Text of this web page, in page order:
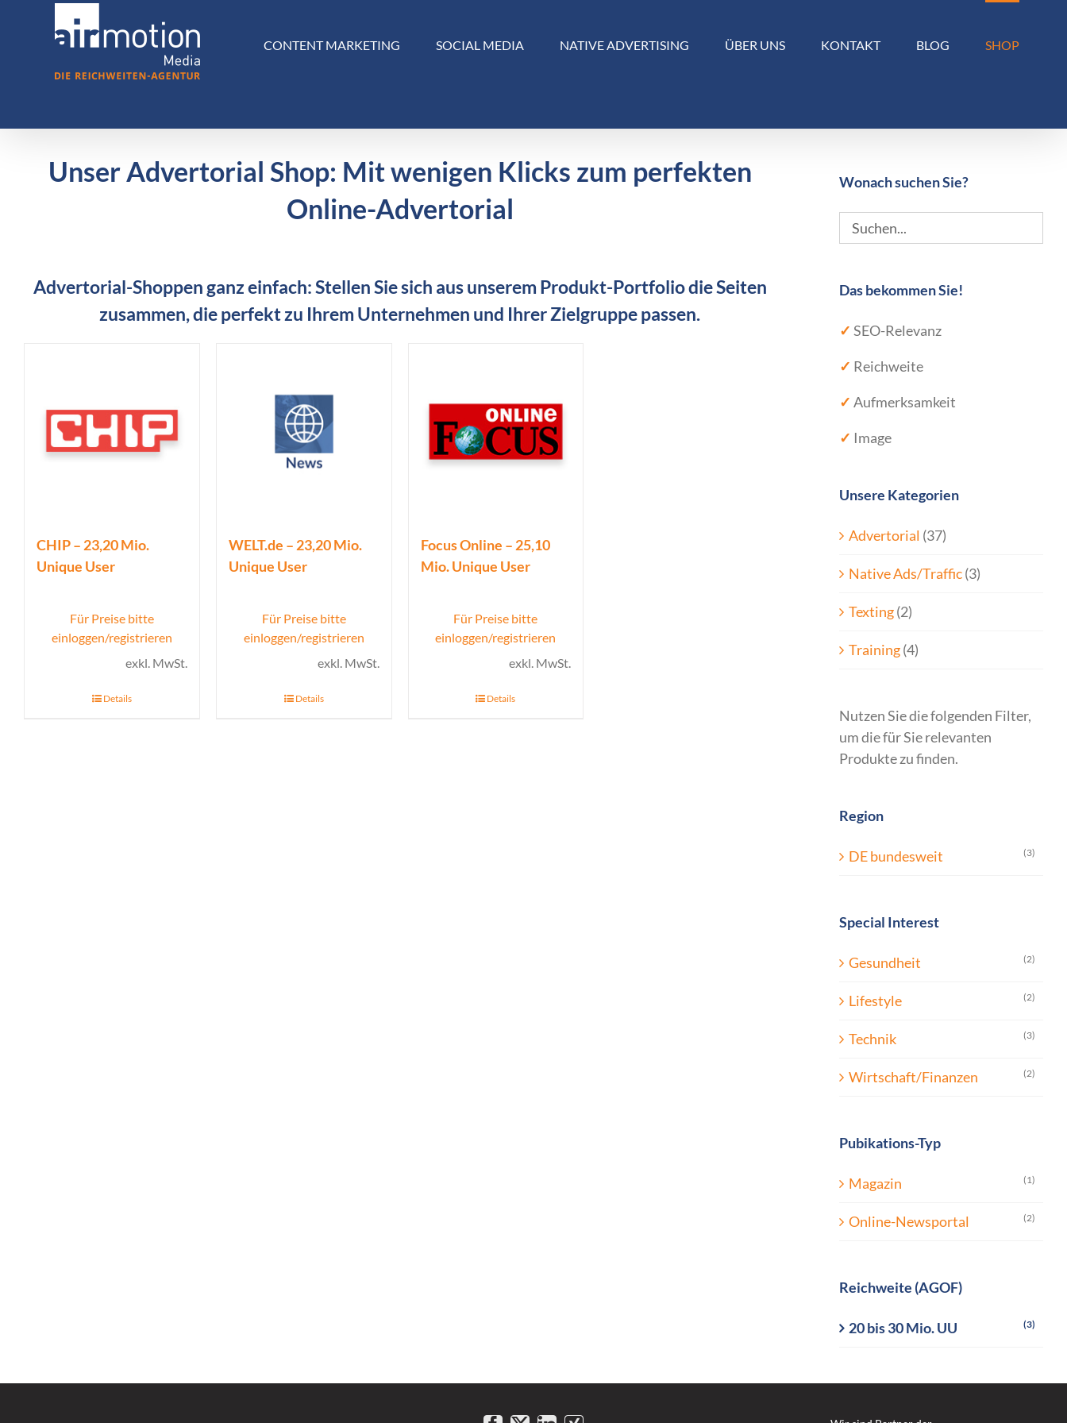
CONTENT MARKETING SOCIAL MEDIA NATIVE ADVERTISING ÜBER UNS KONTAKT BLOG SHOP
Unser Advertorial Shop: Mit wenigen Klicks zum perfekten
Online-Advertorial
Advertorial-Shoppen ganz einfach: Stellen Sie sich aus unserem Produkt-Portfolio die Seiten
zusammen, die perfekt zu Ihrem Unternehmen und Ihrer Zielgruppe passen.
CHIP – 23,20 Mio.
Unique User
Für Preise bitte
einloggen/registrieren
exkl. MwSt.
Details
WELT.de – 23,20 Mio.
Unique User
Für Preise bitte
einloggen/registrieren
exkl. MwSt.
Details
Focus Online – 25,10
Mio. Unique User
Für Preise bitte
einloggen/registrieren
exkl. MwSt.
Details
Wonach suchen Sie?
Das bekommen Sie!
✓ SEO-Relevanz
✓ Reichweite
✓ Aufmerksamkeit
✓ Image
Unsere Kategorien
Advertorial (37)
Native Ads/Traffic(3)
Texting(2)
Training(4)
Nutzen Sie die folgenden Filter,
um die für Sie relevanten
Produkte zu finden.
Region
DE bundesweit (3)
Special Interest
Gesundheit (2)
Lifestyle (2)
Technik (3)
Wirtschaft/Finanzen (2)
Pubikations-Typ
Magazin (1)
Online-Newsportal (2)
Reichweite (AGOF)
20 bis 30 Mio. UU (3)